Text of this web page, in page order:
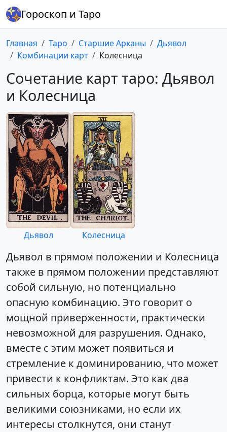
Гороскоп и Таро
Главная Таро Старшие Арканы
Дьявол
Комбинации карт
Колесница
Сочетание карт таро: Дьявол
и Колесница
Дьявол Колесница
Дьявол в прямом положении и Колесница
также в прямом положении представляют
собой сильную, но потенциально
опасную комбинацию. Это говорит о
мощной приверженности, практически
невозможной для разрушения. Однако,
вместе с этим может появиться и
стремление к доминированию, что может
привести к конфликтам. Это как два
сильных борца, которые могут быть
великими союзниками, но если их
интересы столкнутся, они станут